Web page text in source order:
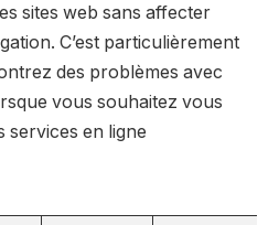
sites web sans affecter
C’est particulièrement
des problèmes avec
vous souhaitez vous
services en ligne